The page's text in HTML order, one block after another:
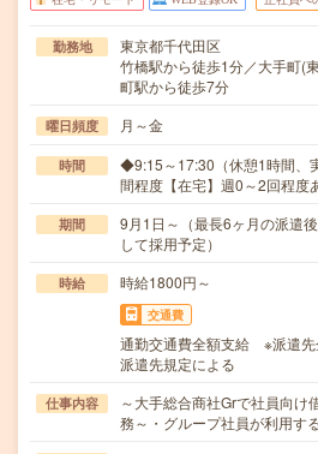
勤務地
東京都千代田区
竹橋駅から徒歩1分／大手町(
町駅から徒歩7分
曜日頻度 月～金
時間
◆9:15～17:30（休憩1時間、
間程度【在宅】週0～2回程度
期間
9月1日～（最長6ヶ月の派遣
して採用予定）
時給 時給1800円～
交通費
通勤交通費全額支給 ※派遣先
派遣先規定による
仕事内容
～大手総合商社Grで社員向け
務～・グループ社員が利用す